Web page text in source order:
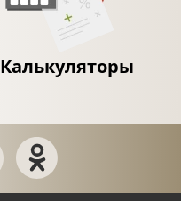
Калькуляторы